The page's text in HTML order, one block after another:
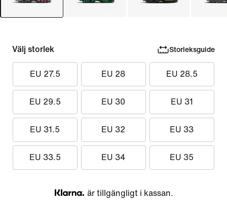
Välj storlek Storleksguide
EU 27.5 EU 28 EU 28.5
EU 29.5 EU 30 EU 31
EU 31.5 EU 32 EU 33
EU 33.5 EU 34 EU 35
Klarna
är tillgängligt i kassan.